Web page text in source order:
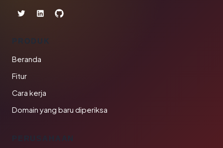
PRODUK
Beranda
Fitur
Cara kerja
Domain yang baru diperiksa
PERUSAHAAN